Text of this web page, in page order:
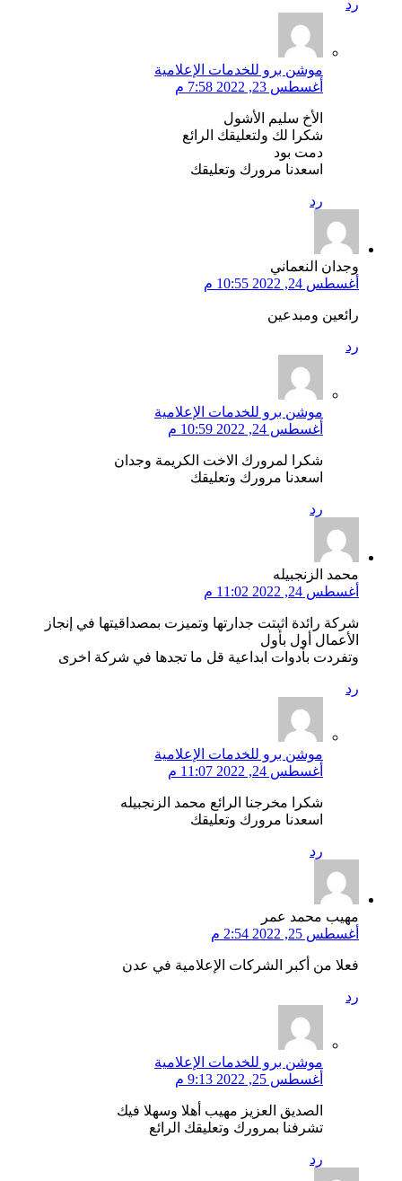
رد
موشن برو للخدمات الإعلامية
أغسطس 23, 2022 7:58 م
الأخ سليم الأشول
شكرا لك ولتعليقك الرائع
دمت بود
اسعدنا مرورك وتعليقك
رد
وجدان النعماني
أغسطس 24, 2022 10:55 م
رائعين ومبدعين
رد
موشن برو للخدمات الإعلامية
أغسطس 24, 2022 10:59 م
شكرا لمرورك الاخت الكريمة وجدان
اسعدنا مرورك وتعليقك
رد
محمد الزنجبيله
أغسطس 24, 2022 11:02 م
شركة رائدة اثبتت جدارتها وتميزت بمصداقيتها في إنجاز
الأعمال أول بأول
وتفردت بأدوات ابداعية قل ما تجدها في شركة اخرى
رد
موشن برو للخدمات الإعلامية
أغسطس 24, 2022 11:07 م
شكرا مخرجنا الرائع محمد الزنجبيله
اسعدنا مرورك وتعليقك
رد
مهيب محمد عمر
أغسطس 25, 2022 2:54 م
فعلا من أكبر الشركات الإعلامية في عدن
رد
موشن برو للخدمات الإعلامية
أغسطس 25, 2022 9:13 م
الصديق العزيز مهيب أهلا وسهلا فيك
تشرفنا بمرورك وتعليقك الرائع
رد